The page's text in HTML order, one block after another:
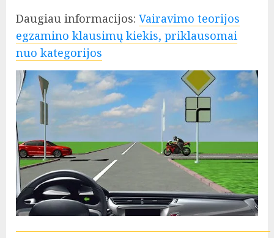
Daugiau informacijos: Vairavimo teorijos
egzamino klausimų kiekis, priklausomai
nuo kategorijos